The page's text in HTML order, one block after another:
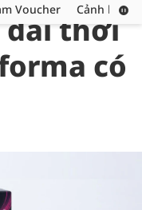
Voucher Voucher Cảnh báo
dài thời
có